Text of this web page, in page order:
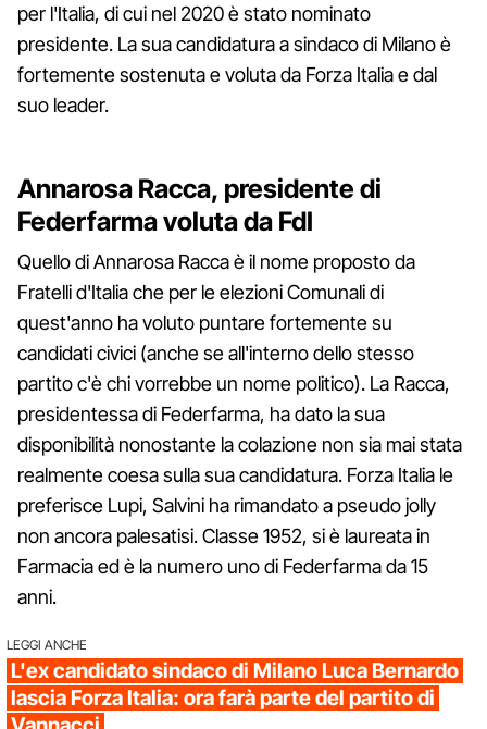
per l'Italia, di cui nel 2020 è stato nominato
presidente. La sua candidatura a sindaco di Milano è
fortemente sostenuta e voluta da Forza Italia e dal
suo leader.
Annarosa Racca, presidente di
Federfarma voluta da FdI
Quello di Annarosa Racca è il nome proposto da
Fratelli d'Italia che per le elezioni Comunali di
quest'anno ha voluto puntare fortemente su
candidati civici (anche se all'interno dello stesso
partito c'è chi vorrebbe un nome politico). La Racca,
presidentessa di Federfarma, ha dato la sua
disponibilità nonostante la colazione non sia mai stata
realmente coesa sulla sua candidatura. Forza Italia le
preferisce Lupi, Salvini ha rimandato a pseudo jolly
non ancora palesatisi. Classe 1952, si è laureata in
Farmacia ed è la numero uno di Federfarma da 15
anni.
LEGGI ANCHE
L'ex candidato sindaco di Milano Luca Bernardo
lascia Forza Italia: ora farà parte del partito di